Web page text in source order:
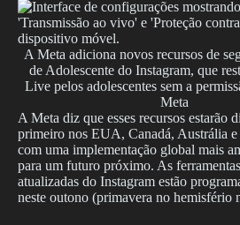
A Meta adiciona novos recursos de
de Adolescente do Instagram, que
Live pelos adolescentes sem a
Meta
A Meta diz que esses recursos estarão
primeiro nos EUA, Canadá, Austrália
com uma implementação global mais
para um futuro próximo. As
atualizadas do Instagram estão
neste outono (primavera no hemisfério